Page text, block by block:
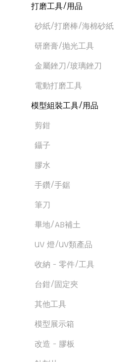
打磨工具/用品
砂紙/打磨棒/海棉砂紙
研磨膏/抛光工具
金屬銼刀/玻璃銼刀
電動打磨工具
模型組裝工具/用品
剪鉗
鑷子
膠水
手鑽/手鋸
筆刀
畢地/AB補土
UV 燈/UV類產品
收納 - 零件/工具
台鉗/固定夾
其他工具
模型展示箱
改造 - 膠板